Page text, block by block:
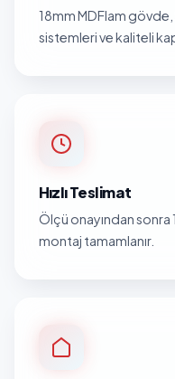
18mm MDFlam
sistemleri ve kaliteli
Hızlı Teslimat
Ölçü onayından
montaj tamamlanır.